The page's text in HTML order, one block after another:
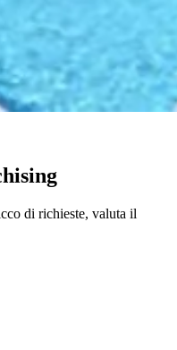
di richieste, valuta il